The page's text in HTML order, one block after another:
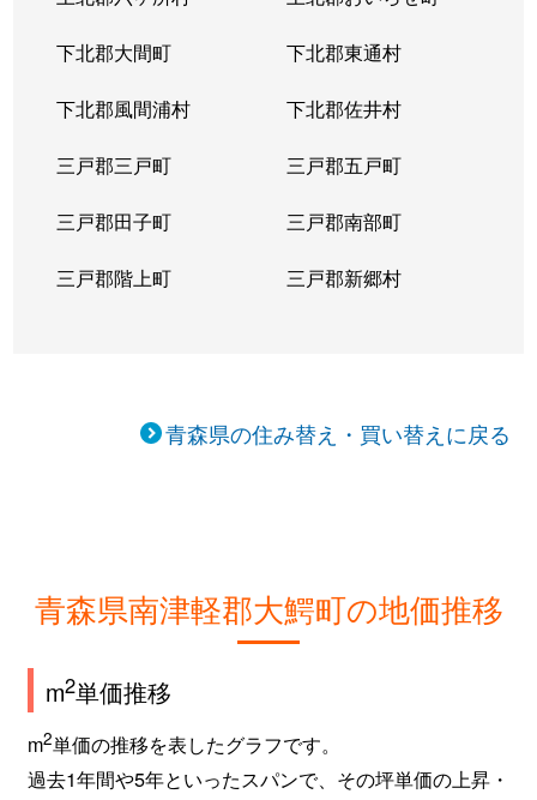
下北郡大間町 下北郡東通村
下北郡風間浦村 下北郡佐井村
三戸郡三戸町 三戸郡五戸町
三戸郡田子町 三戸郡南部町
三戸郡階上町 三戸郡新郷村
青森県の住み替え・買い替えに戻る
青森県南津軽郡大鰐町の地価推移
m2単価推移
m2単価の推移を表したグラフです。
過去1年間や5年といったスパンで、その坪単価の上昇・